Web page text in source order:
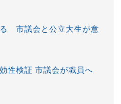
市議会と公立大生が意
性検証 市議会が職員へ